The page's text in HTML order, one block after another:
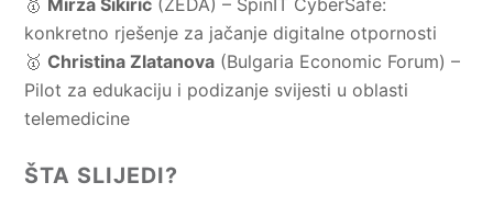
konkretno rješenje za jačanje digitalne otpornosti
🥇 Christina Zlatanova (Bulgaria Economic Forum) –
Pilot za edukaciju i podizanje svijesti u oblasti
telemedicine
ŠTA SLIJEDI?